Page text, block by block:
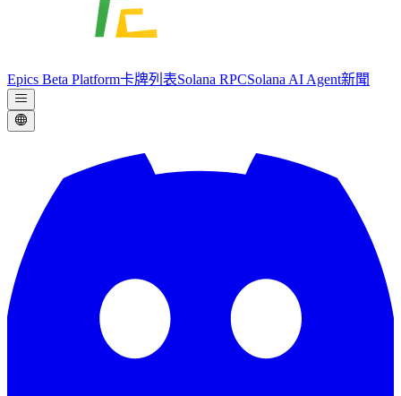
Epics Beta Platform卡牌列表Solana RPCSolana AI Agent新聞